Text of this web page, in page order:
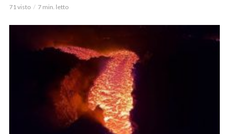
71 visto 7 min. letto